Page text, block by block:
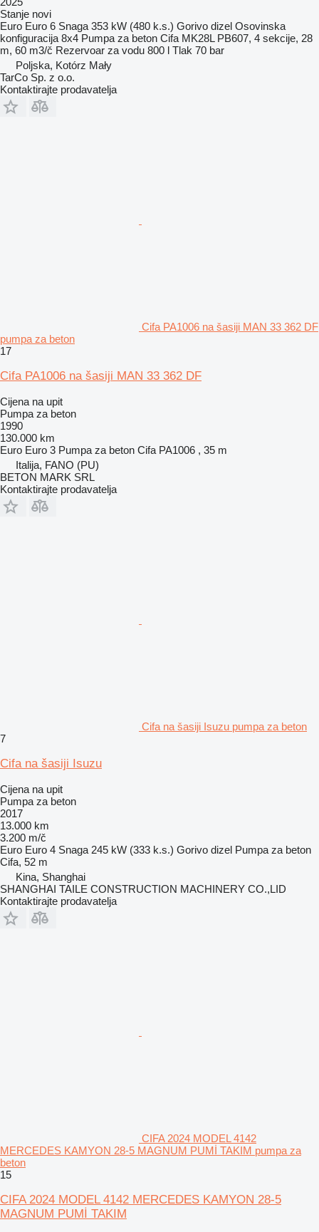
Stanje novi
Euro Euro 6 Snaga 353 kW (480 k.s.) Gorivo dizel Osovinska
konfiguracija 8x4 Pumpa za beton Cifa MK28L PB607, 4 sekcije, 28
m, 60 m3/č Rezervoar za vodu 800 l Tlak 70 bar
Poljska, Kotórz Mały
TarCo Sp. z o.o.
Kontaktirajte prodavatelja
Cifa PA1006 na šasiji MAN 33 362 DF
pumpa za beton
17
Cifa PA1006 na šasiji MAN 33 362 DF
Cijena na upit
Pumpa za beton
1990
130.000 km
Euro Euro 3 Pumpa za beton Cifa PA1006 , 35 m
Italija, FANO (PU)
BETON MARK SRL
Kontaktirajte prodavatelja
Cifa na šasiji Isuzu pumpa za beton
7
Cifa na šasiji Isuzu
Cijena na upit
Pumpa za beton
2017
13.000 km
3.200 m/č
Euro Euro 4 Snaga 245 kW (333 k.s.) Gorivo dizel Pumpa za beton
Cifa, 52 m
Kina, Shanghai
SHANGHAI TAILE CONSTRUCTION MACHINERY CO.,LID
Kontaktirajte prodavatelja
CIFA 2024 MODEL 4142
MERCEDES KAMYON 28-5 MAGNUM PUMİ TAKIM pumpa za
beton
15
CIFA 2024 MODEL 4142 MERCEDES KAMYON 28-5
MAGNUM PUMİ TAKIM